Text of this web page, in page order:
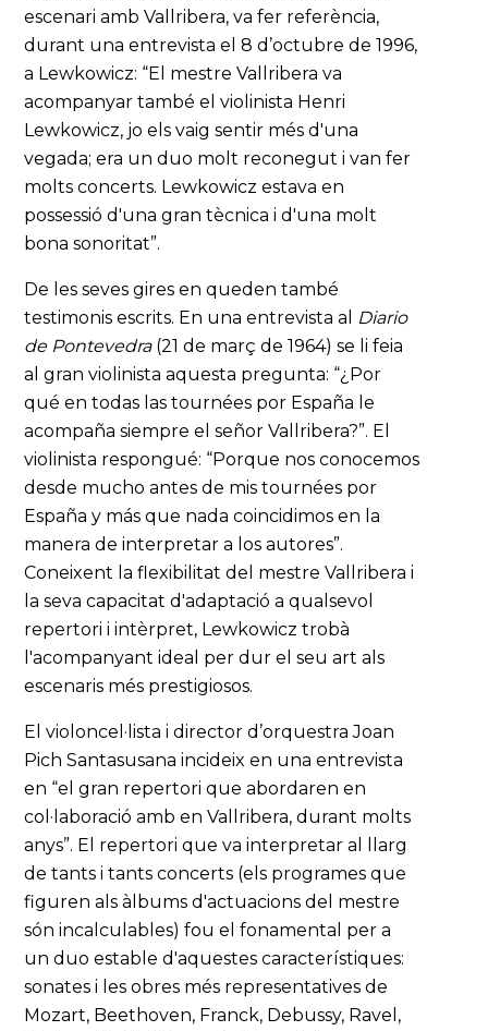
escenari amb Vallribera, va fer referència,
durant una entrevista el 8 d’octubre de 1996,
a Lewkowicz: “El mestre Vallribera va
acompanyar també el violinista Henri
Lewkowicz, jo els vaig sentir més d'una
vegada; era un duo molt reconegut i van fer
molts concerts. Lewkowicz estava en
possessió d'una gran tècnica i d'una molt
bona sonoritat”.
De les seves gires en queden també
testimonis escrits. En una entrevista al Diario
de Pontevedra(21 de març de 1964) se li feia
al gran violinista aquesta pregunta: “¿Por
qué en todas las tournées por España le
acompaña siempre el señor Vallribera?”. El
violinista respongué: “Porque nos conocemos
desde mucho antes de mis tournées por
España y más que nada coincidimos en la
manera de interpretar a los autores”.
Coneixent la flexibilitat del mestre Vallribera i
la seva capacitat d'adaptació a qualsevol
repertori i intèrpret, Lewkowicz trobà
l'acompanyant ideal per dur el seu art als
escenaris més prestigiosos.
El violoncel·lista i director d’orquestra Joan
Pich Santasusana incideix en una entrevista
en “el gran repertori que abordaren en
col·laboració amb en Vallribera, durant molts
anys”. El repertori que va interpretar al llarg
de tants i tants concerts (els programes que
figuren als àlbums d'actuacions del mestre
són incalculables) fou el fonamental per a
un duo estable d'aquestes característiques:
sonates i les obres més representatives de
Mozart, Beethoven, Franck, Debussy, Ravel,